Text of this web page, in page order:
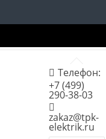
Телефон:
+7 (499)
290-38-03
zakaz@tpk-
elektrik.ru